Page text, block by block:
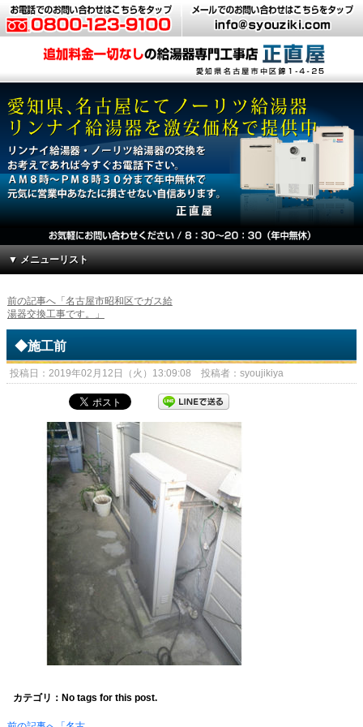
▼ メニューリスト
前の記事へ「名古屋市昭和区でガス給
湯器交換工事です。」
◆施工前
投稿日：2019年02月12日（火）13:09:08 投稿者：syoujikiya
カテゴリ：No tags for this post.